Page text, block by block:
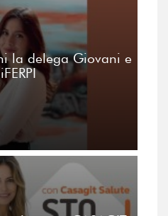
la delega Giovani e